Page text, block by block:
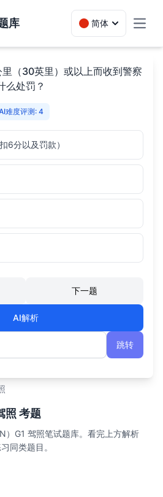
库 简体
（30英里）或以上而收到警察
么处罚？
难度评测: 4
6分以及罚款）
下一题
AI解析
跳转
照 考题
）G1 驾照笔试题库。看完上方解析
同类题目。